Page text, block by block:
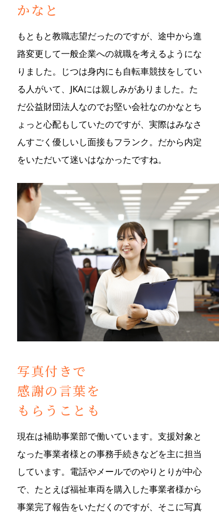
かなと
もともと教職志望だったのですが、途中から進
路変更して一般企業への就職を考えるようにな
りました。じつは身内にも自転車競技をしてい
る人がいて、JKAには親しみがありました。た
だ公益財団法人なのでお堅い会社なのかなとち
ょっと心配もしていたのですが、実際はみなさ
んすごく優しいし面接もフランク。だから内定
をいただいて迷いはなかったですね。
写真付きで
感謝の言葉を
もらうことも
現在は補助事業部で働いています。支援対象と
なった事業者様との事務手続きなどを主に担当
しています。電話やメールでのやりとりが中心
で、たとえば福祉車両を購入した事業者様から
事業完了報告をいただくのですが、そこに写真